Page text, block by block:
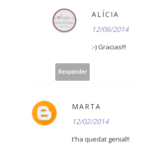
ALÍCIA
12/06/2014
:-) Gracias!!!
Responder
MARTA
12/02/2014
t'ha quedat genial!!